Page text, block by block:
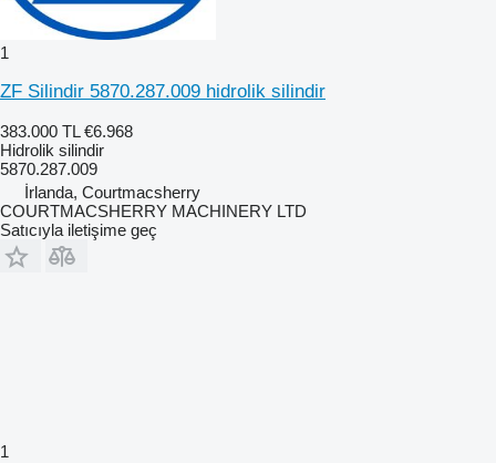
1
ZF Silindir 5870.287.009 hidrolik silindir
383.000 TL €6.968
Hidrolik silindir
5870.287.009
İrlanda, Courtmacsherry
COURTMACSHERRY MACHINERY LTD
Satıcıyla iletişime geç
1